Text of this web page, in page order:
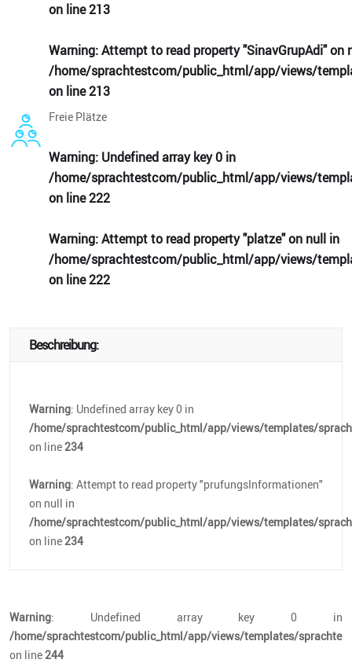
on line213
Warning: Attempt to read property "SinavGrupAdi" on
/home/sprachtestcom/public_html/app/views/
on line213
Freie Plätze
Warning: Undefined array key 0 in
/home/sprachtestcom/public_html/app/views/
on line222
Warning: Attempt to read property "platze" on null in
/home/sprachtestcom/public_html/app/views/
on line222
Beschreibung:
Warning: Undefined array key 0 in
/home/sprachtestcom/public_html/app/views/templates/
on line234
Warning: Attempt to read property "prufungsInformationen"
on null in
/home/sprachtestcom/public_html/app/views/templates/
on line234
Warning: Undefined array key 0 in
/home/sprachtestcom/public_html/app/views/templates/
on line244